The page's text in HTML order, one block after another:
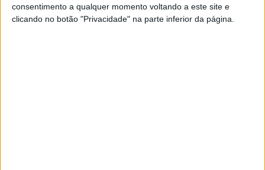
consentimento a qualquer momento voltando a este site e
clicando no botão "Privacidade" na parte inferior da página.